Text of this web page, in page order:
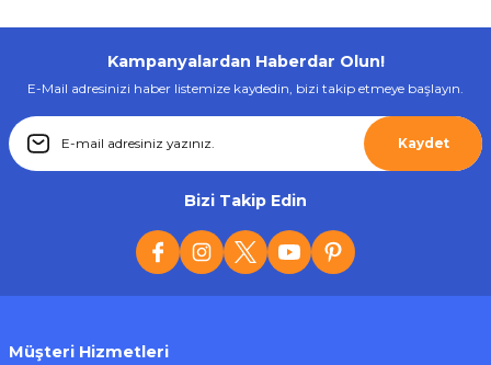
Kampanyalardan Haberdar Olun!
E-Mail adresinizi haber listemize kaydedin, bizi takip etmeye başlayın.
Kaydet
Bizi Takip Edin
Müşteri Hizmetleri